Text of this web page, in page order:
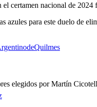
certamen nacional de
azules para este duelo de
elegidos por Martín